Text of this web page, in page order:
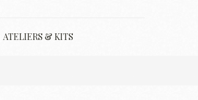
ATELIERS & KITS